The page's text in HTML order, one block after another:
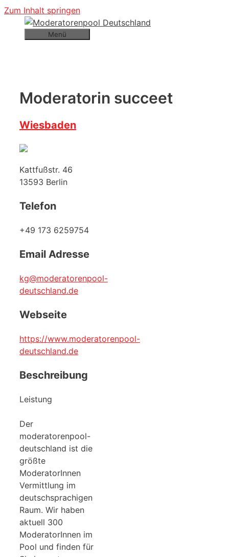
Zum Inhalt springen
Menü
Moderatorin succeet
Wiesbaden
Kattfußstr. 46
13593 Berlin
Telefon
+49 173 6259754
Email Adresse
kg@moderatorenpool-
deutschland.de
Webseite
https://www.moderatorenpool-
deutschland.de
Beschreibung
Leistung
Der
moderatorenpool-
deutschland ist die
größte
ModeratorInnen
Vermittlung im
deutschsprachigen
Raum. Wir haben
aktuell 300
ModeratorInnen im
Pool und finden für